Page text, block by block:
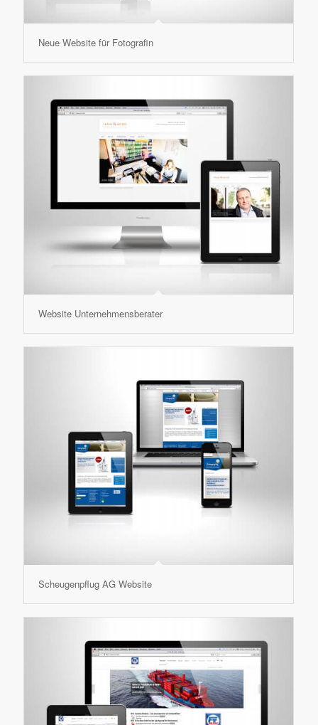
Neue Website für Fotografin
Website Unternehmensberater
Scheugenpflug AG Website